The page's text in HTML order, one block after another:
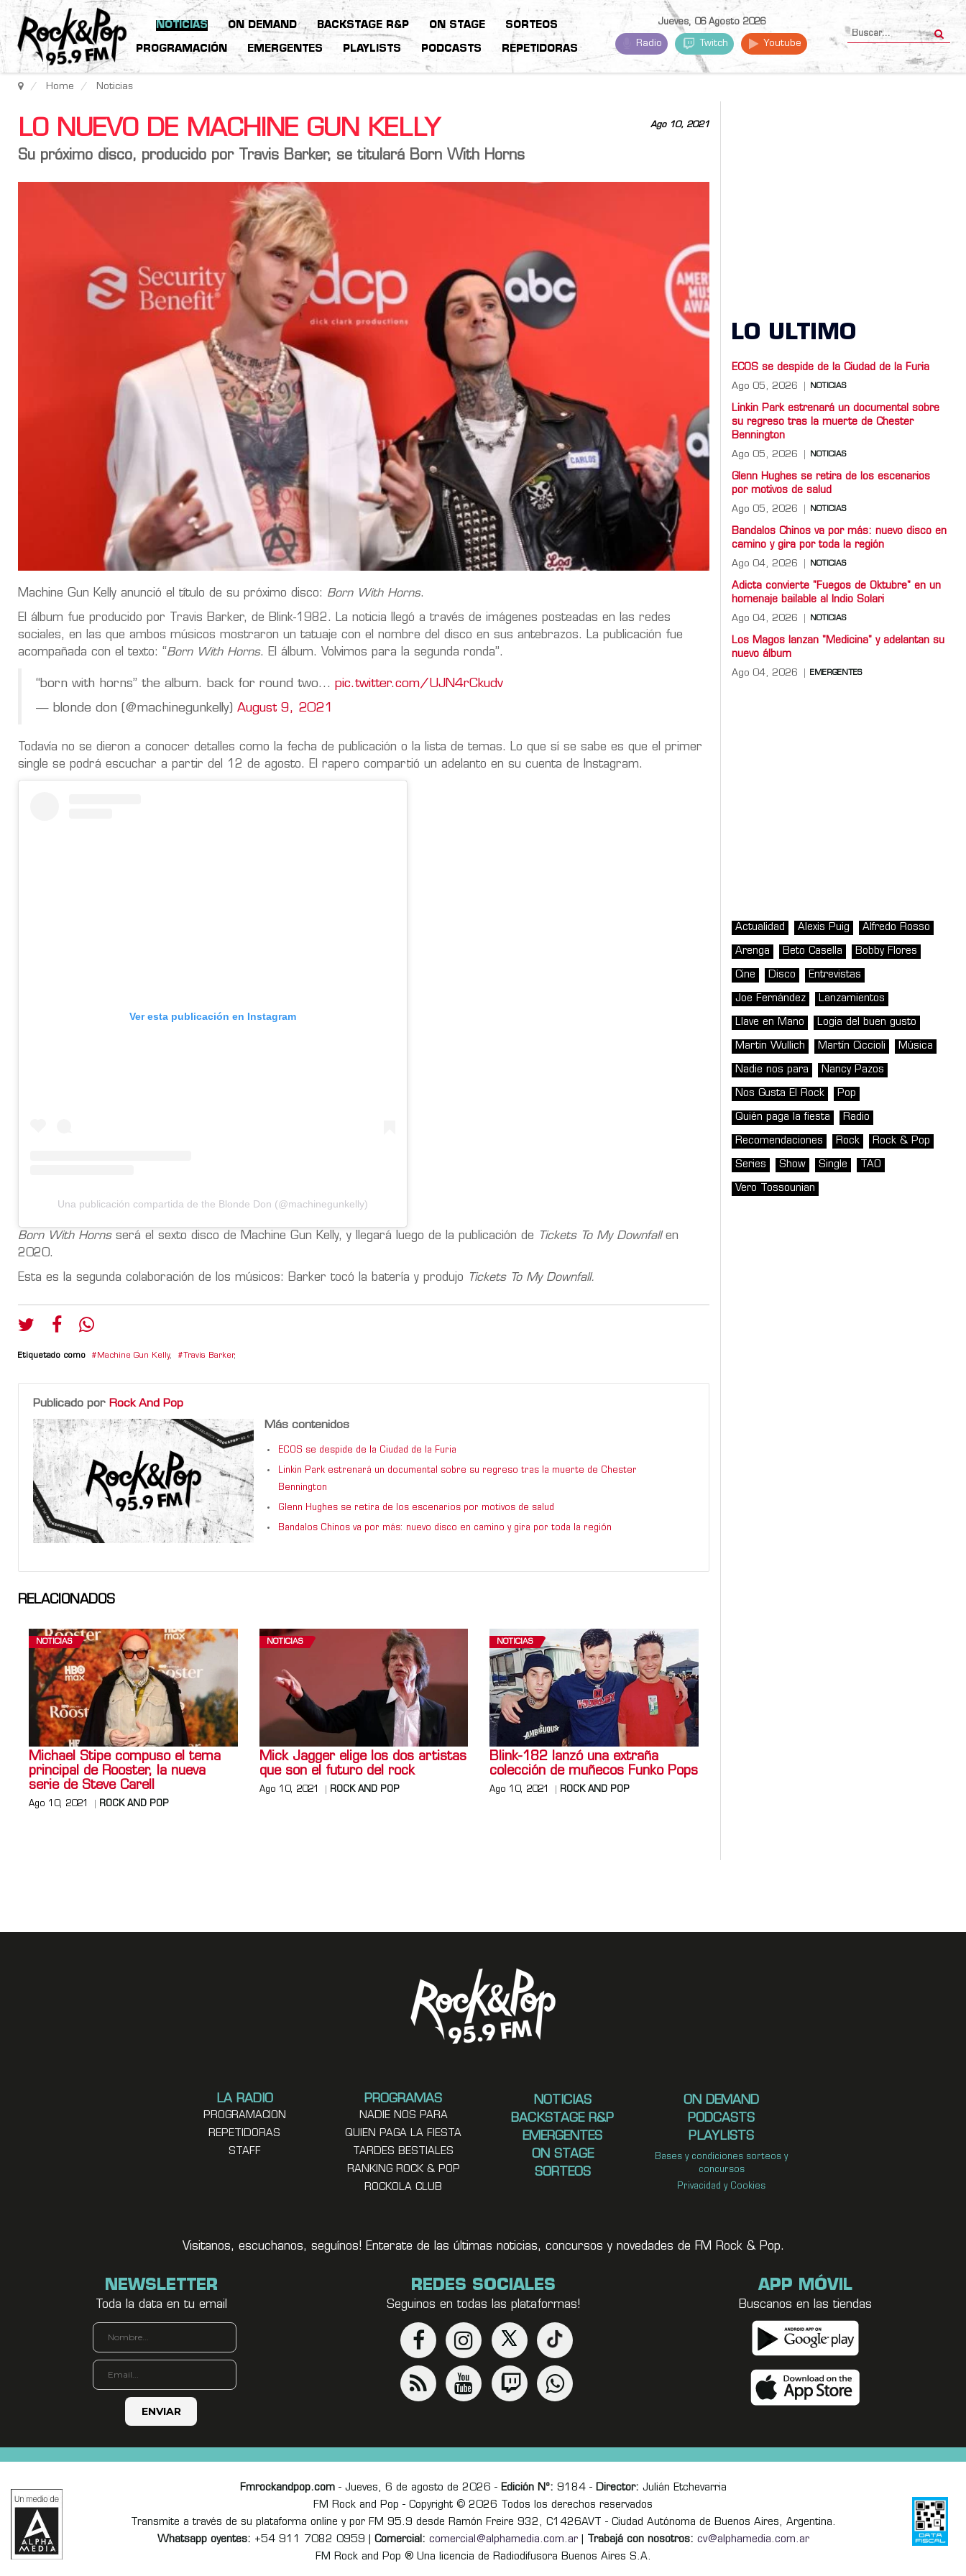
NOTICIAS ON DEMAND BACKSTAGE R&P ON STAGE SORTEOS
PROGRAMACIÓN EMERGENTES PLAYLISTS PODCASTS REPETIDORAS
Jueves, 06 Agosto 2026
Radio Twitch Youtube
Home Noticias
Ago 10, 2021
LO NUEVO DE MACHINE GUN KELLY
Su próximo disco, producido por Travis Barker, se titulará Born With Horns
Machine Gun Kelly anunció el título de su próximo disco: Born With Horns.
El álbum fue producido por Travis Barker, de Blink-1982. La noticia llegó a través de imágenes posteadas en las redes
sociales, en las que ambos músicos mostraron un tatuaje con el nombre del disco en sus antebrazos. La publicación fue
acompañada con el texto: “Born With Horns. El álbum. Volvimos para la segunda ronda”.
“born with horns” the album. back for round two… pic.twitter.com/UJN4rCkudv
— blonde don (@machinegunkelly) August 9, 2021
Todavía no se dieron a conocer detalles como la fecha de publicación o la lista de temas. Lo que sí se sabe es que el primer
single se podrá escuchar a partir del 12 de agosto. El rapero compartió un adelanto en su cuenta de Instagram.
Ver esta publicación en Instagram
Una publicación compartida de the Blonde Don (@machinegunkelly)
Born With Hornsserá el sexto disco de Machine Gun Kelly, y llegará luego de la publicación de Tickets To My Downfall en
2020.
Esta es la segunda colaboración de los músicos: Barker tocó la batería y produjo Tickets To My Downfall.
Etiquetado como Machine Gun Kelly, Travis Barker,
Publicado por Rock And Pop
Más contenidos
ECOS se despide de la Ciudad de la Furia
Linkin Park estrenará un documental sobre su regreso tras la muerte de Chester
Bennington
Glenn Hughes se retira de los escenarios por motivos de salud
Bandalos Chinos va por más: nuevo disco en camino y gira por toda la región
RELACIONADOS
NOTICIAS
Michael Stipe compuso el tema
principal de Rooster, la nueva
serie de Steve Carell
Ago 10, 2021 ROCK AND POP
NOTICIAS
Mick Jagger elige los dos artistas
que son el futuro del rock
Ago 10, 2021 ROCK AND POP
NOTICIAS
Blink-182 lanzó una extraña
colección de muñecos Funko Pops
Ago 10, 2021 ROCK AND POP
LO ULTIMO
ECOS se despide de la Ciudad de la Furia
Ago 05, 2026 NOTICIAS
Linkin Park estrenará un documental sobre
su regreso tras la muerte de Chester
Bennington
Ago 05, 2026 NOTICIAS
Glenn Hughes se retira de los escenarios
por motivos de salud
Ago 05, 2026 NOTICIAS
Bandalos Chinos va por más: nuevo disco en
camino y gira por toda la región
Ago 04, 2026 NOTICIAS
Adicta convierte "Fuegos de Oktubre" en un
homenaje bailable al Indio Solari
Ago 04, 2026 NOTICIAS
Los Magos lanzan "Medicina" y adelantan su
nuevo álbum
Ago 04, 2026 EMERGENTES
Actualidad Alexis Puig Alfredo Rosso
Arenga Beto Casella Bobby Flores
Cine Disco Entrevistas
Joe Fernández Lanzamientos
Llave en Mano Logia del buen gusto
Martin Wullich Martín Ciccioli Música
Nadie nos para Nancy Pazos
Nos Gusta El Rock Pop
Quién paga la fiesta Radio
Recomendaciones Rock Rock & Pop
Series Show Single TAO
Vero Tossounian
LA RADIO
PROGRAMACION
REPETIDORAS
STAFF
PROGRAMAS
NADIE NOS PARA
QUIEN PAGA LA FIESTA
TARDES BESTIALES
RANKING ROCK & POP
ROCKOLA CLUB
NOTICIAS
BACKSTAGE R&P
EMERGENTES
ON STAGE
SORTEOS
ON DEMAND
PODCASTS
PLAYLISTS
Bases y condiciones sorteos y
concursos
Privacidad y Cookies
Visitanos, escuchanos, seguínos! Enterate de las últimas noticias, concursos y novedades de FM Rock & Pop.
NEWSLETTER
Toda la data en tu email
REDES SOCIALES
Seguinos en todas las plataformas!
APP MÓVIL
Buscanos en las tiendas
Fmrockandpop.com- Jueves, 6 de agosto de 2026 - Edición Nº: 9184 - Director: Julián Etchevarria
FM Rock and Pop - Copyright © 2026 Todos los derechos reservados
Transmite a través de su plataforma online y por FM 95.9 desde Ramón Freire 932, C1426AVT - Ciudad Autónoma de Buenos Aires, Argentina.
Whatsapp oyentes: +54 911 7082 0959 | Comercial: comercial@alphamedia.com.ar| Trabajá con nosotros: cv@alphamedia.com.ar
FM Rock and Pop ® Una licencia de Radiodifusora Buenos Aires S.A.